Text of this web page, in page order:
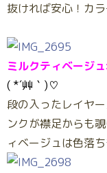
抜ければ安心！カ
ミルクティベージ
( *´艸｀)♡
段の入ったレイヤ
ンクが襟足からも
ィベージュは色落